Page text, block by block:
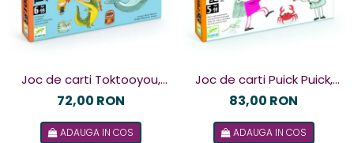
Joc de carti Toktooyou,
Djeco
72,00 RON
ADAUGA IN COS
Joc de carti Puick Puick,
Djeco
83,00 RON
ADAUGA IN COS